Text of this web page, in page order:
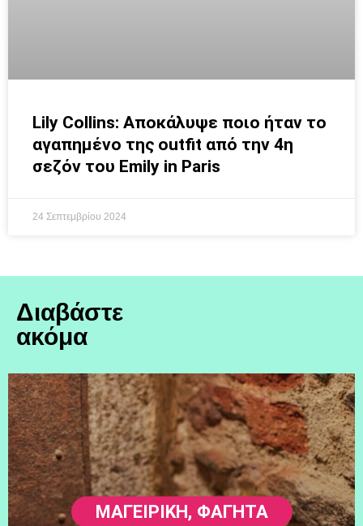
Lily Collins: Αποκάλυψε ποιο ήταν το
αγαπημένο της outfit από την 4η
σεζόν του Emily in Paris
24 Σεπτεμβρίου 2024
Διαβάστε
ακόμα
ΜΑΓΕΙΡΙΚΗ, ΦΑΓΗΤΆ